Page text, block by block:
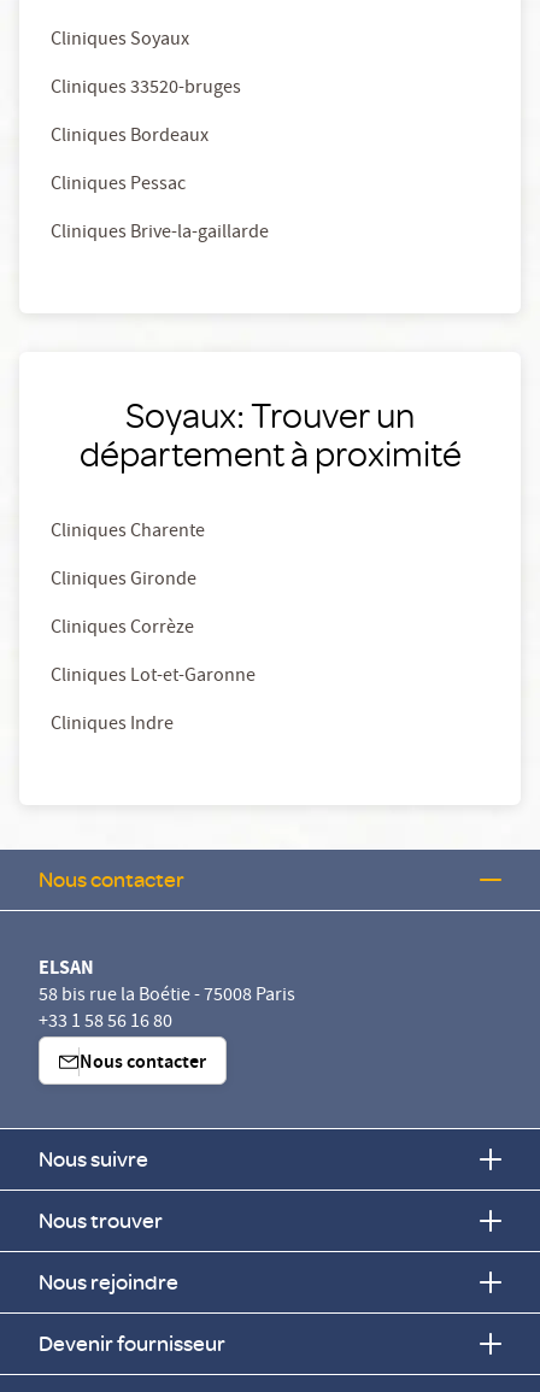
Cliniques Soyaux
Cliniques 33520-bruges
Cliniques Bordeaux
Cliniques Pessac
Cliniques Brive-la-gaillarde
Soyaux: Trouver un
département à proximité
Cliniques Charente
Cliniques Gironde
Cliniques Corrèze
Cliniques Lot-et-Garonne
Cliniques Indre
Nous contacter
ELSAN
58 bis rue la Boétie - 75008 Paris
+33 1 58 56 16 80
Nous contacter
Nous suivre
Nous trouver
Nous rejoindre
Devenir fournisseur